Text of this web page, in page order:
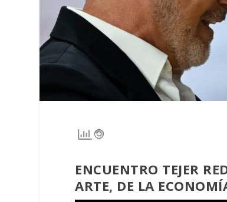
ENCUENTRO TEJER
ARTE, DE LA